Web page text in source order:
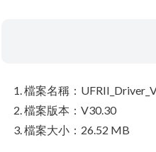
檔案名稱：
檔案版本：V30.30
檔案大小：26.52 MB